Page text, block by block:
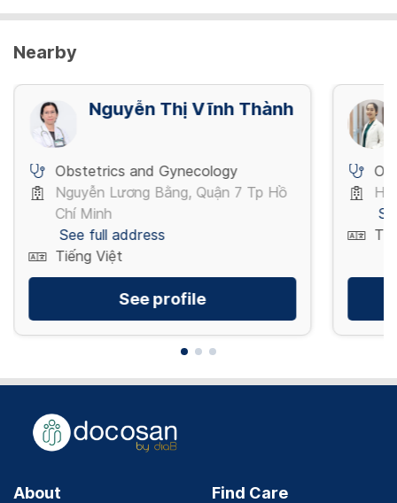
Nearby
Nguyễn Thị Vĩnh Thành
Obstetrics and Gynecology
Nguyễn Lương Bằng, Quận 7 Tp Hồ
Chí Minh
See full address
Tiếng Việt
See profile
About Find Care